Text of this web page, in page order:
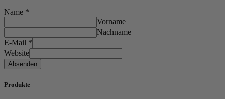
Name *
Vorname
Nachname
E-Mail *
Website
Absenden
Produkte